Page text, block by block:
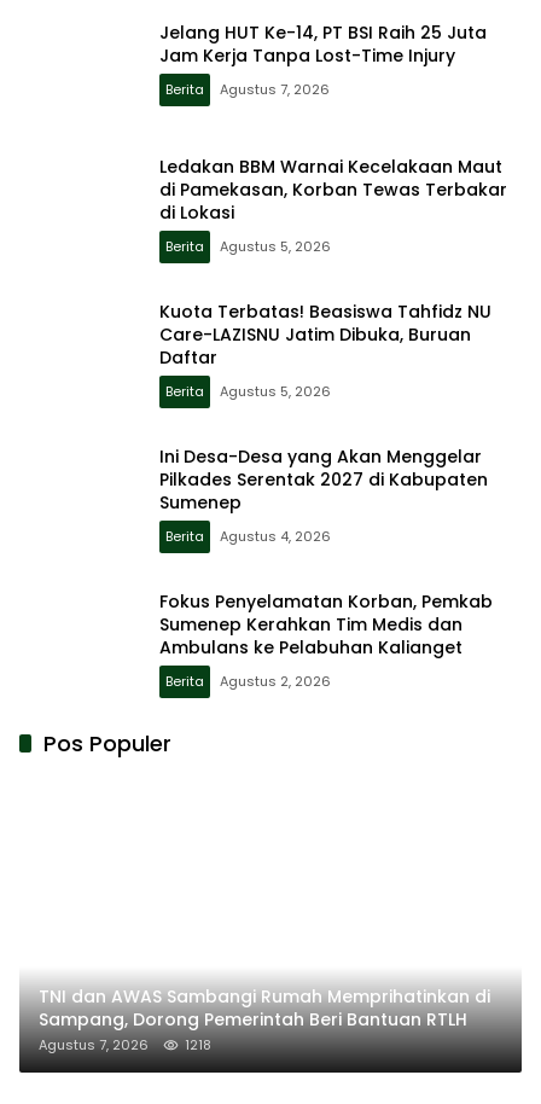
Jelang HUT Ke-14, PT BSI Raih 25 Juta
Jam Kerja Tanpa Lost-Time Injury
Berita Agustus 7, 2026
Ledakan BBM Warnai Kecelakaan Maut
di Pamekasan, Korban Tewas Terbakar
di Lokasi
Berita Agustus 5, 2026
Kuota Terbatas! Beasiswa Tahfidz NU
Care-LAZISNU Jatim Dibuka, Buruan
Daftar
Berita Agustus 5, 2026
Ini Desa-Desa yang Akan Menggelar
Pilkades Serentak 2027 di Kabupaten
Sumenep
Berita Agustus 4, 2026
Fokus Penyelamatan Korban, Pemkab
Sumenep Kerahkan Tim Medis dan
Ambulans ke Pelabuhan Kalianget
Berita Agustus 2, 2026
Pos Populer
TNI dan AWAS Sambangi Rumah Memprihatinkan di
Sampang, Dorong Pemerintah Beri Bantuan RTLH
Agustus 7, 2026 1218